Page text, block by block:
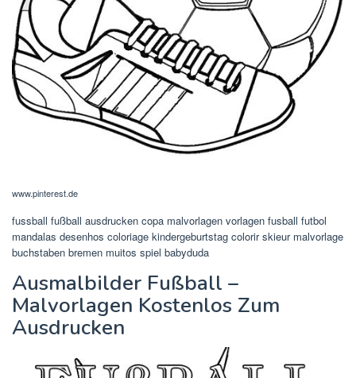
www.pinterest.de
fussball fußball ausdrucken copa malvorlagen vorlagen fusball futbol
mandalas desenhos coloriage kindergeburtstag colorir skieur malvorlage
buchstaben bremen muitos spiel babyduda
Ausmalbilder Fußball –
Malvorlagen Kostenlos Zum
Ausdrucken